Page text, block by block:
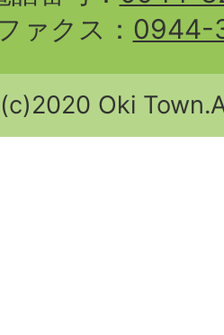
ァクス： 0944-
Oki